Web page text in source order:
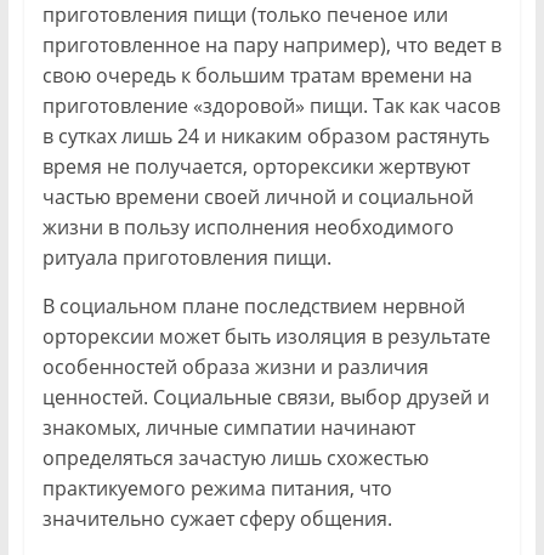
приготовления пищи (только печеное или
приготовленное на пару например), что ведет в
свою очередь к большим тратам времени на
приготовление «здоровой» пищи. Так как часов
в сутках лишь 24 и никаким образом растянуть
время не получается, орторексики жертвуют
частью времени своей личной и социальной
жизни в пользу исполнения необходимого
ритуала приготовления пищи.
В социальном плане последствием нервной
орторексии может быть изоляция в результате
особенностей образа жизни и различия
ценностей. Социальные связи, выбор друзей и
знакомых, личные симпатии начинают
определяться зачастую лишь схожестью
практикуемого режима питания, что
значительно сужает сферу общения.